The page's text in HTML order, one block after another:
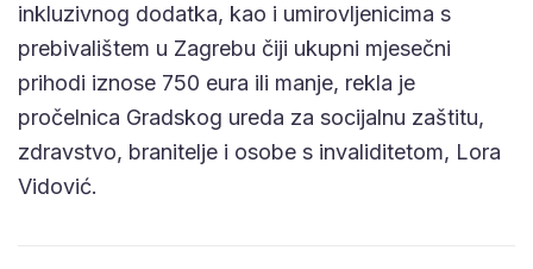
inkluzivnog dodatka, kao i umirovljenicima s
prebivalištem u Zagrebu čiji ukupni mjesečni
prihodi iznose 750 eura ili manje, rekla je
pročelnica Gradskog ureda za socijalnu zaštitu,
zdravstvo, branitelje i osobe s invaliditetom, Lora
Vidović.